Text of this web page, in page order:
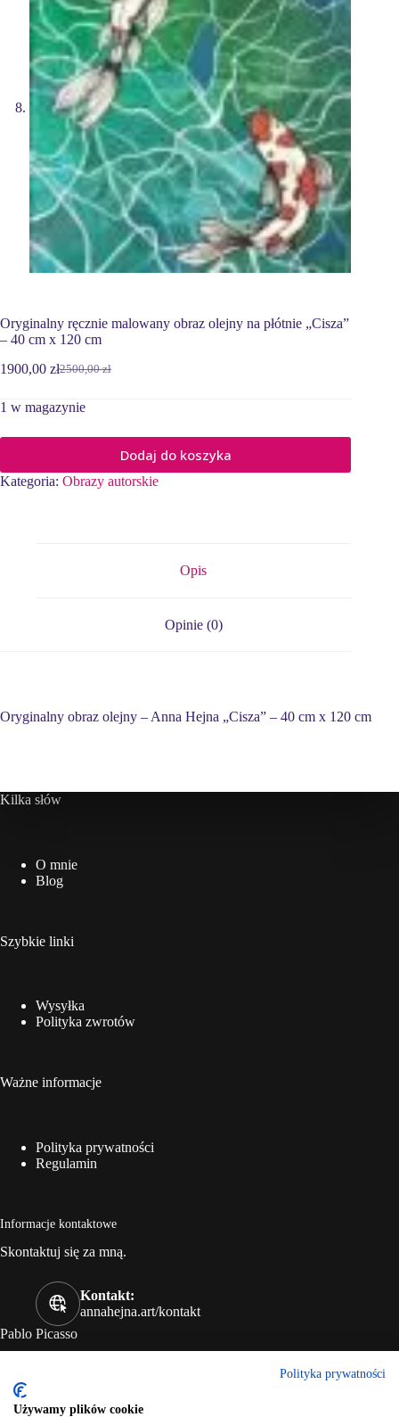
Polityka prywatności
Używamy plików cookie
Oryginalny ręcznie malowany obraz olejny na płótnie „Cisza”
– 40 cm x 120 cm
2500,00zł
Pierwotna
wynosiła:
1900,00 złAktualna
wynosi:
1 w magazynie
Dodaj do koszyka
Kategoria: Obrazy autorskie
Opis
Opinie (0)
Oryginalny obraz olejny – Anna Hejna „Cisza” – 40 cm x 120 cm
Kilka słów
O mnie
Blog
Szybkie linki
Wysyłka
Polityka zwrotów
Ważne informacje
Polityka prywatności
Regulamin
Informacje kontaktowe
Skontaktuj się za mną.
Kontakt:
annahejna.art/kontakt
Pablo Picasso
kiedy się dorośnie”